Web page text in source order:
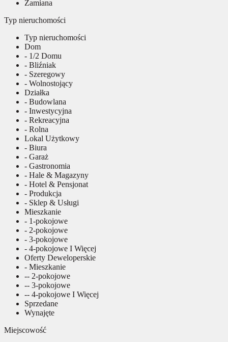
Zamiana
Typ nieruchomości
Typ nieruchomości
Dom
- 1/2 Domu
- Bliźniak
- Szeregowy
- Wolnostojący
Działka
- Budowlana
- Inwestycyjna
- Rekreacyjna
- Rolna
Lokal Użytkowy
- Biura
- Garaż
- Gastronomia
- Hale & Magazyny
- Hotel & Pensjonat
- Produkcja
- Sklep & Usługi
Mieszkanie
- 1-pokojowe
- 2-pokojowe
- 3-pokojowe
- 4-pokojowe I Więcej
Oferty Deweloperskie
- Mieszkanie
-- 2-pokojowe
-- 3-pokojowe
-- 4-pokojowe I Więcej
Sprzedane
Wynajęte
Miejscowość